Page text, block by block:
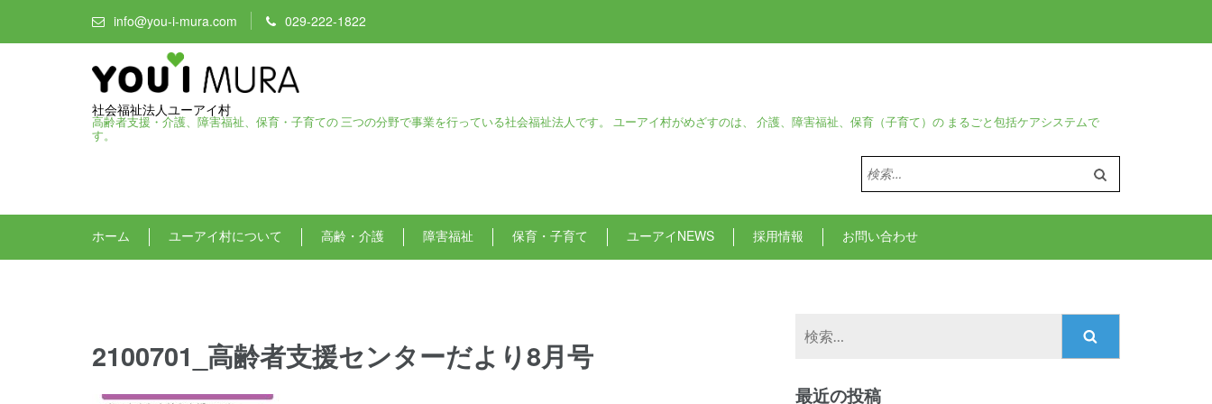
info@you-i-mura.com 029-222-1822
社会福祉法人ユーアイ村
高齢者支援・介護、障害福祉、保育・子育ての 三つの分野で事業を行っている社会福祉法人です。 ユーアイ村がめざすのは、 介護、障害福祉、保育（子育て）の まるごと包括ケアシステムで
す。
検
索:
ホーム ユーアイ村について 高齢・介護 障害福祉 保育・子育て ユーアイNEWS 採用情報 お問い合わせ
2100701_高齢者支援センターだより8月号
最近の投稿